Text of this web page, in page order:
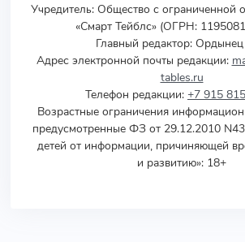
Учредитель: Общество с ограниченной
«Смарт Тейблс» (ОГРН:
Главный редактор:
Адрес электронной почты редакции:
tables.ru
Телефон редакции: +7 915
Возрастные ограничения
предусмотренные ФЗ от 29.12.2010
детей от информации, причиняющей
и развитию»: 18+